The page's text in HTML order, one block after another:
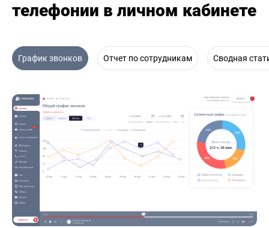
телефонии в личном кабинете
График звонков Отчет по сотрудникам Сводная